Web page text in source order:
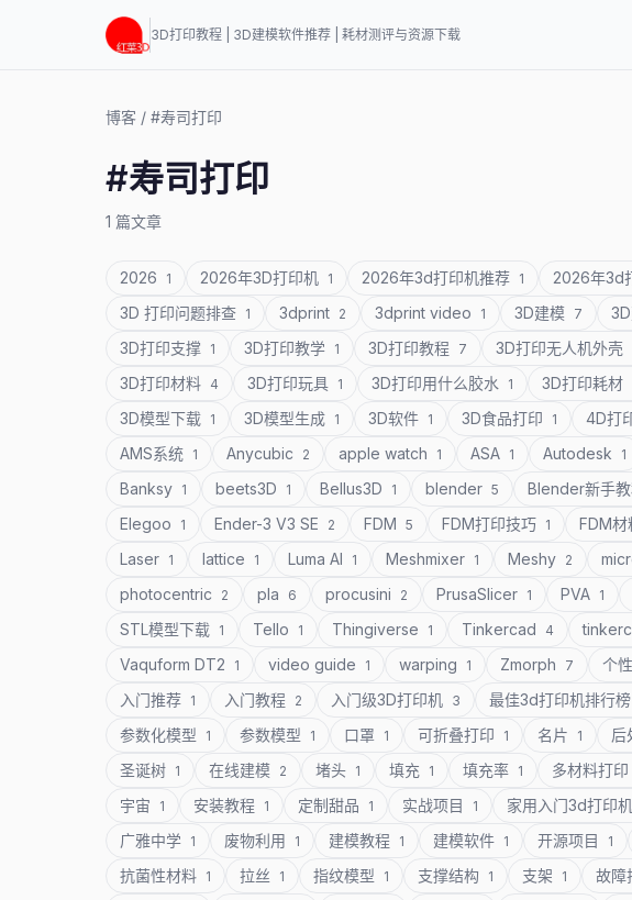
3D打印教程 | 3D建模软件推荐 | 耗材测评与资源下载
博客 / #寿司打印
#寿司打印
1 篇文章
2026 1 2026年3D打印机 1 2026年3d打印机推荐 1 2026年3d
3D 打印问题排查 1 3dprint 2 3dprint video 1 3D建模 7
3D打印支撑 1 3D打印教学 1 3D打印教程 7 3D打印无人机外壳
3D打印材料 4 3D打印玩具 1 3D打印用什么胶水 1 3D打印耗材
3D模型下载 1 3D模型生成 1 3D软件 1 3D食品打印 1 4D打
AMS系统 1 Anycubic 2 apple watch 1 ASA 1 Autodesk 1
Banksy 1 beets3D 1 Bellus3D 1 blender 5 Blender新手
Elegoo 1 Ender-3 V3 SE 2 FDM 5 FDM打印技巧 1 FDM材
Laser 1 lattice 1 Luma AI 1 Meshmixer 1 Meshy 2
photocentric 2 pla 6 procusini 2 PrusaSlicer 1 PVA 1
STL模型下载 1 Tello 1 Thingiverse 1 Tinkercad 4
Vaquform DT2 1 video guide 1 warping 1 Zmorph 7 个
入门推荐 1 入门教程 2 入门级3D打印机 3 最佳3d打印机排行榜
参数化模型 1 参数模型 1 口罩 1 可折叠打印 1 名片 1 后
圣诞树 1 在线建模 2 堵头 1 填充 1 填充率 1 多材料打印
宇宙 1 安装教程 1 定制甜品 1 实战项目 1 家用入门3d打印机
广雅中学 1 废物利用 1 建模教程 1 建模软件 1 开源项目 1
抗菌性材料 1 拉丝 1 指纹模型 1 支撑结构 1 支架 1 故障